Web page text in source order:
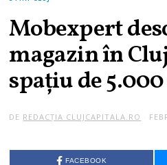
Mobexpert
magazin în
spațiu de
DE REDACȚIA CLUJCAPITALA.RO
FACEBOOK